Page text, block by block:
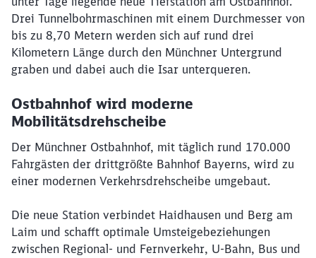
Drei Tunnelbohrmaschinen mit einem Durchmesser von
bis zu 8,70 Metern werden sich auf rund drei
Kilometern Länge durch den Münchner Untergrund
graben und dabei auch die Isar unterqueren.
Ostbahnhof wird moderne
Mobilitätsdrehscheibe
Der Münchner Ostbahnhof, mit täglich rund 170.000
Fahrgästen der drittgrößte Bahnhof Bayerns, wird zu
einer modernen Verkehrsdrehscheibe umgebaut.
Die neue Station verbindet Haidhausen und Berg am
Laim und schafft optimale Umsteigebeziehungen
zwischen Regional- und Fernverkehr, U-Bahn, Bus und
Schließen
Möchten Sie zuweitergeleitet
Abbrechen Weiter